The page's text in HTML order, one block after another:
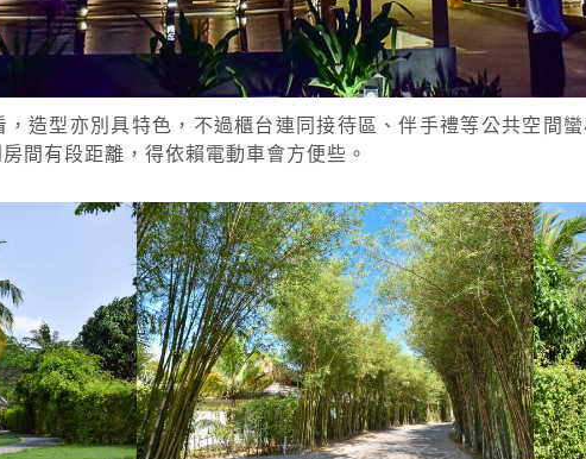
造型亦別具特色，不過櫃台連同接待區、伴手禮等公共空間
間有段距離，得依賴電動車會方便些。